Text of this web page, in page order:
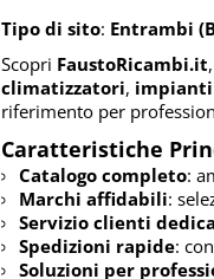
Tipo di sito: Entrambi
Scopri FaustoRicambi.it
climatizzatori,
riferimento per
Caratteristiche
Catalogo completo:
Marchi affidabili:
Servizio clienti
Spedizioni rapide:
Soluzioni per